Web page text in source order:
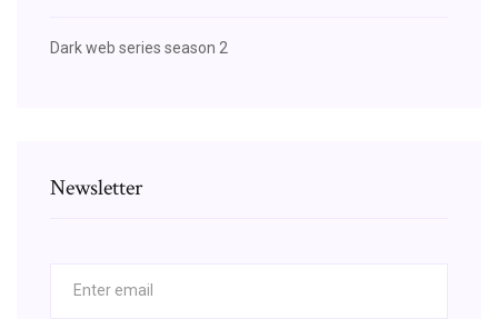
Dark web series season 2
Newsletter